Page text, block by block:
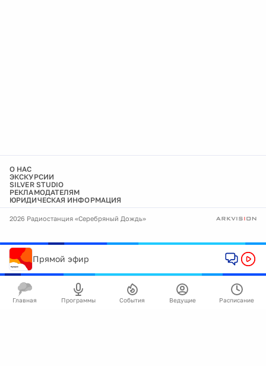
О НАС
ЭКСКУРСИИ
SILVER STUDIO
РЕКЛАМОДАТЕЛЯМ
ЮРИДИЧЕСКАЯ ИНФОРМАЦИЯ
2026 Радиостанция «Серебряный Дождь»
Прямой эфир
Главная Программы События Ведущие Расписание